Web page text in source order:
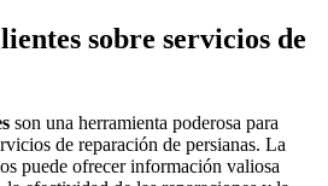
sobre servicios de
son una herramienta poderosa para
de reparación de persianas. La
puede ofrecer información valiosa